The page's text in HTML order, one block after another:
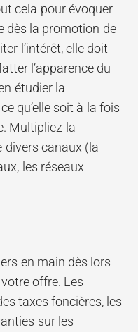
cela pour évoquer
dès la promotion de
l’intérêt, elle doit
l’apparence du
étudier la
qu’elle soit à la fois
Multipliez la
divers canaux (la
les réseaux
en main dès lors
offre. Les
taxes foncières, les
sur les